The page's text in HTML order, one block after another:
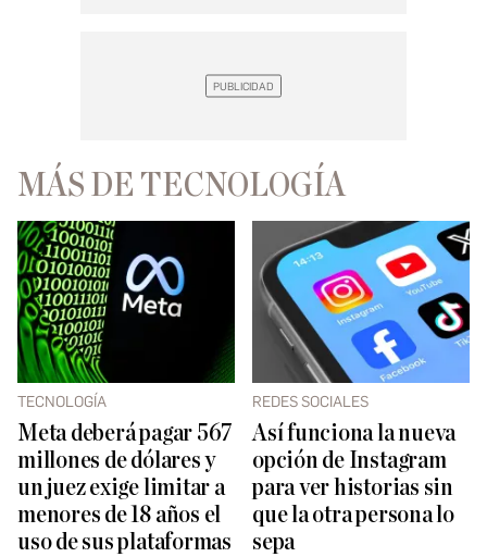
MÁS DE TECNOLOGÍA
TECNOLOGÍA
Meta deberá pagar 567
millones de dólares y
un juez exige limitar a
menores de 18 años el
uso de sus plataformas
REDES SOCIALES
Así funciona la nueva
opción de Instagram
para ver historias sin
que la otra persona lo
sepa